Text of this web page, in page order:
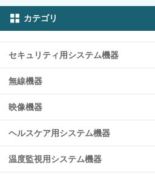
カテゴリ
セキュリティ用システム機器
無線機器
映像機器
ヘルスケア用システム機器
温度監視用システム機器